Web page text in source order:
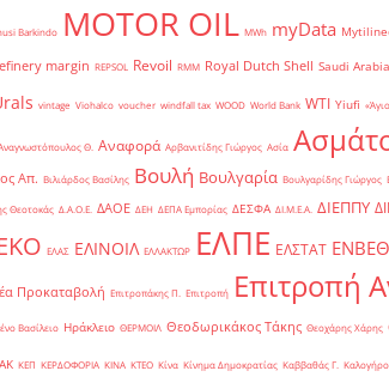
Barkindo MOTOR OIL MWh myData
margin REPSOL Revoil RMM Royal Dutch Shell Saudi
vintage Viohalco voucher windfall tax WOOD World Bank WTI Yiufi
Θ. Αναφορά Αρβανιτίδης Γιώργος Ασία
Απ. Βιλιάρδος Βασίλης Βουλή Βουλγαρία Βουλγαρίδης Γιώργος
Θεοτοκάς Δ.Α.Ο.Ε. ΔΑΟΕ ΔΕΗ ΔΕΠΑ Εμπορίας ΔΕΣΦΑ ΔΙ.Μ.Ε.Α. ΔΙΕΠΠΥ
ΕΛΑΣ ΕΛΙΝΟΙΛ ΕΛΛΑΚΤΩΡ ΕΛΠΕ ΕΛΣΤΑΤ ΕΝΒΕΘ
Προκαταβολή Επιτροπάκης Π. Επιτροπή Επιτροπή
Βασίλειο Ηράκλειο ΘΕΡΜΟΙΛ Θεοδωρικάκος Τάκης Θεοχάρης Χάρης
ΚΕΠ ΚΕΡΔΟΦΟΡΙΑ ΚΙΝΑ ΚΤΕΟ Κίνα Κίνημα Δημοκρατίας Καββαθάς Γ.